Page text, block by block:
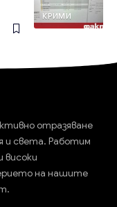
КРИМИ
отразяване
и света. Работим
високи
на нашите